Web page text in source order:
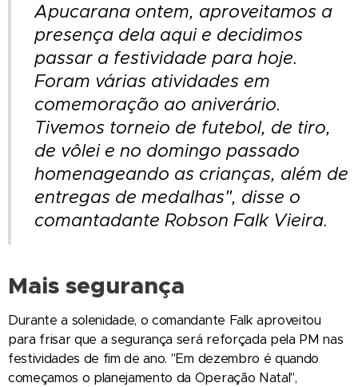
Apucarana ontem, aproveitamos a
presença dela aqui e decidimos
passar a festividade para hoje.
Foram várias atividades em
comemoração ao aniverário.
Tivemos torneio de futebol, de tiro,
de vôlei e no domingo passado
homenageando as crianças, além de
entregas de medalhas", disse o
comantadante Robson Falk Vieira.
Mais segurança
Durante a solenidade, o comandante Falk aproveitou
para frisar que a segurança será reforçada pela PM nas
festividades de fim de ano. "Em dezembro é quando
começamos o planejamento da Operação Natal",